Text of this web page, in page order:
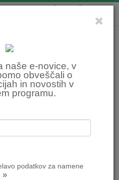
naše e-novice, v
obveščali o
in novostih v
programu.
podatkov za namene
»